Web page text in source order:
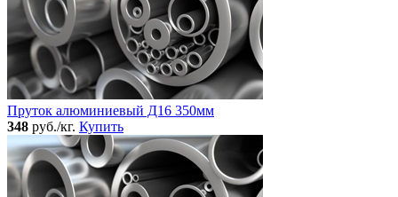
Пруток алюминиевый Д16 350мм
348 руб./кг. Купить